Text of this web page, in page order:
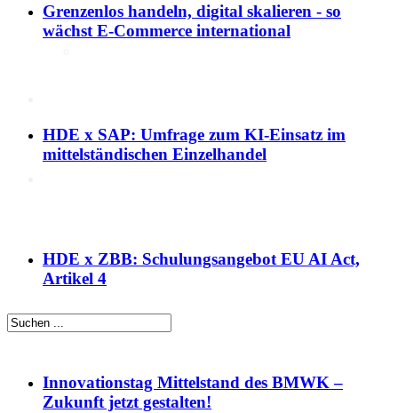
Deep Dive Künstliche
Intelligenz
Grenzenlos handeln, digital skalieren - so
wächst E-Commerce international
HDE x SAP: Umfrage zum KI-Einsatz im
mittelständischen Einzelhandel
HDE x ZBB: Schulungsangebot EU AI Act,
Artikel 4
Innovationstag Mittelstand des BMWK –
Zukunft jetzt gestalten!